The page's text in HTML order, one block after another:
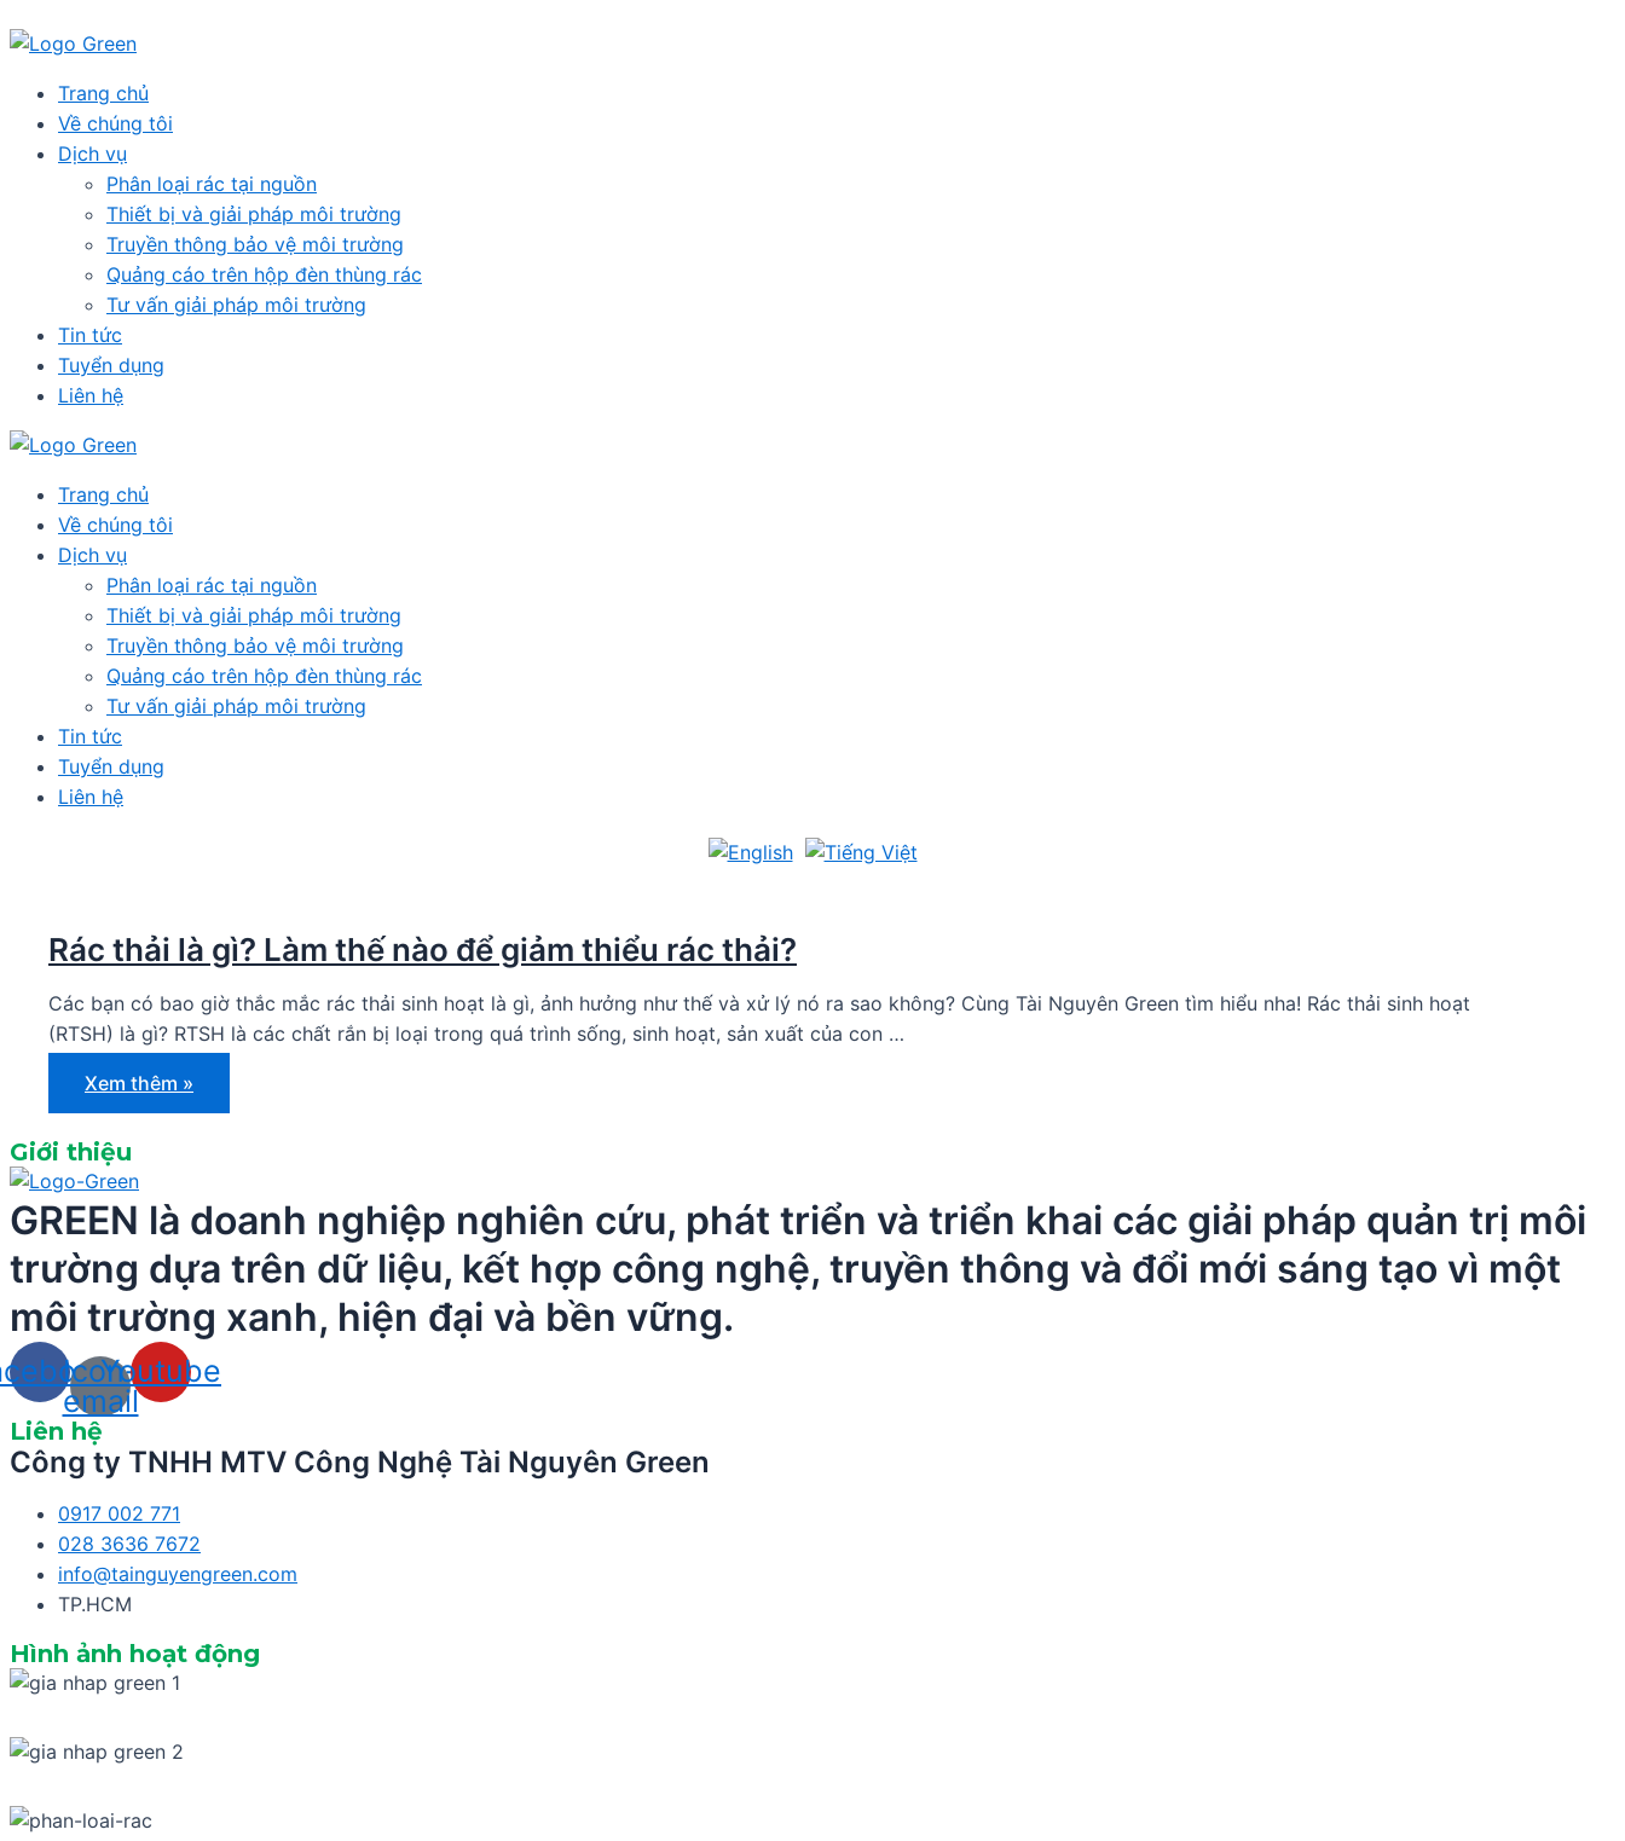
Skip
to
content
Menu Trang chủ
Về chúng tôi
Dịch vụ
Phân loại rác tại nguồn
Thiết bị và giải pháp môi trường
Truyền thông bảo vệ môi trường
Quảng cáo trên hộp đèn thùng rác
Tư vấn giải pháp môi trường
Tin tức
Tuyển dụng
Liên hệ
Trang chủ
Về chúng tôi
Dịch vụ
Phân loại rác tại nguồn
Thiết bị và giải pháp môi trường
Truyền thông bảo vệ môi trường
Quảng cáo trên hộp đèn thùng rác
Tư vấn giải pháp môi trường
Tin tức
Tuyển dụng
Liên hệ
Rác thải là gì? Làm thế nào để giảm thiểu rác thải?
Các bạn có bao giờ thắc mắc rác thải sinh hoạt là gì, ảnh hưởng như thế và xử lý nó ra sao không? Cùng Tài Nguyên Green tìm hiểu nha! Rác thải sinh hoạt
(RTSH) là gì? RTSH là các chất rắn bị loại trong quá trình sống, sinh hoạt, sản xuất của con …
Rác
thải
là
Làm
thế
nào
để
giảm
rác
thải?
Xem thêm »
Giới thiệu
GREEN là doanh nghiệp nghiên cứu, phát triển và triển khai các giải pháp quản trị môi
trường dựa trên dữ liệu, kết hợp công nghệ, truyền thông và đổi mới sáng tạo vì một
môi trường xanh, hiện đại và bền vững.
Icon-
email
Youtube
Liên hệ
Công ty TNHH MTV Công Nghệ Tài Nguyên Green
0917 002 771
028 3636 7672
info@tainguyengreen.com
TP.HCM
Hình ảnh hoạt động